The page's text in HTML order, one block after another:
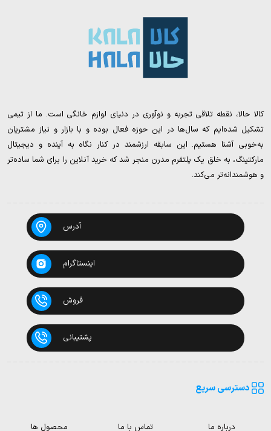
کالا حالا، نقطه تلاقی تجربه و نوآوری در دنیای لوازم خانگی است. ما از تیمی
تشکیل شده‌ایم که سال‌ها در این حوزه فعال بوده و با بازار و نیاز مشتریان
به‌خوبی آشنا هستیم. این سابقه ارزشمند در کنار نگاه به آینده و دیجیتال
مارکتینگ، به خلق یک پلتفرم مدرن منجر شد که خرید آنلاین را برای شما ساده‌تر
و هوشمندانه‌تر می‌کند.
آدرس
اینستاگرام
فروش
پشتیبانی
دسترسی سریع
درباره ما تماس با ما محصول ها